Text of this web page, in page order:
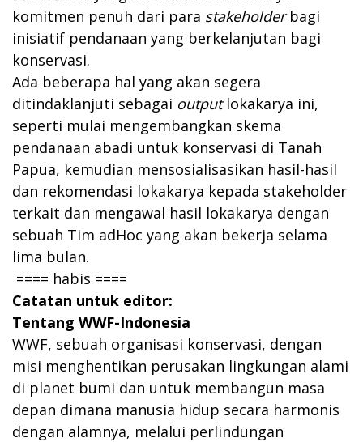
komitmen penuh dari para stakeholderbagi
inisiatif pendanaan yang berkelanjutan bagi
konservasi.
Ada beberapa hal yang akan segera
ditindaklanjuti sebagai outputlokakarya ini,
seperti mulai mengembangkan skema
pendanaan abadi untuk konservasi di Tanah
Papua, kemudian mensosialisasikan hasil-hasil
dan rekomendasi lokakarya kepada stakeholder
terkait dan mengawal hasil lokakarya dengan
sebuah Tim adHoc yang akan bekerja selama
lima bulan.
==== habis ====
Catatan untuk editor:
Tentang WWF-Indonesia
WWF, sebuah organisasi konservasi, dengan
misi menghentikan perusakan lingkungan alami
di planet bumi dan untuk membangun masa
depan dimana manusia hidup secara harmonis
dengan alamnya, melalui perlindungan